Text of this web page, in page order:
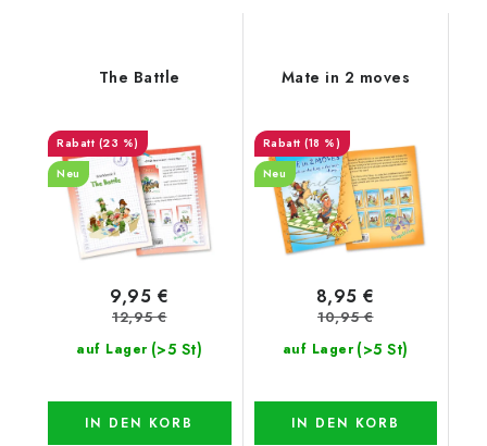
The Battle
(23 %)
Neu
auf Lager (>5 St)
9,95 €
12,95 €
IN DEN KORB
Mate in 2 moves
(18 %)
Neu
auf Lager (>5 St)
8,95 €
10,95 €
IN DEN KORB